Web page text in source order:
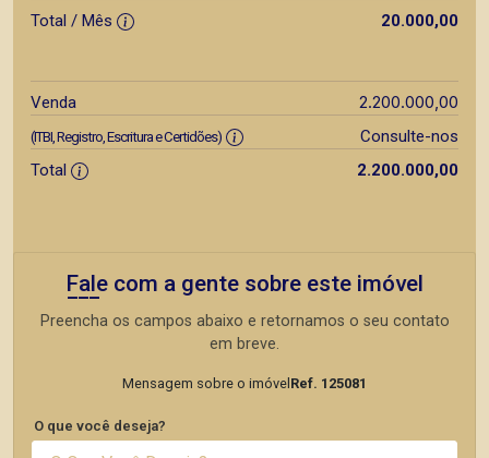
Total / Mês 20.000,00
Venda 2.200.000,00
(ITBI, Registro, Escritura e Certidões)
Consulte-nos
Total
2.200.000,00
Fale com a gente sobre este imóvel
Preencha os campos abaixo e retornamos o seu contato
em breve.
Mensagem sobre o imóvel Ref. 125081
O que você deseja?